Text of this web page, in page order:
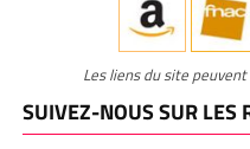
Les liens du site
SUIVEZ-NOUS SUR LES